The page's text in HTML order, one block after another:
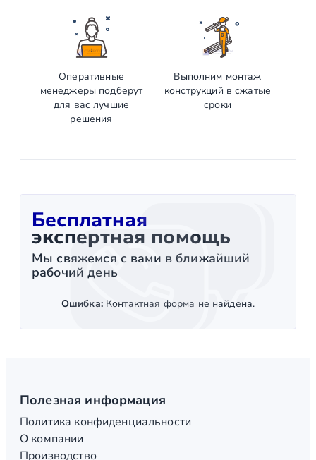
Оперативные
менеджеры подберут
для вас лучшие
решения
Выполним монтаж
конструкций в сжатые
сроки
Бесплатная
экспертная помощь
Мы свяжемся с вами в ближайший
рабочий день
Ошибка:Контактная форма не найдена.
Полезная информация
Политика конфиденциальности
О компании
Производство